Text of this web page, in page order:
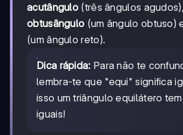
acutângulo (três ângulos
obtusângulo (um ângulo obtuso)
(um ângulo reto).
Dica rápida: Para não te
lembra-te que "equi" significa
isso um triângulo equilátero
iguais!